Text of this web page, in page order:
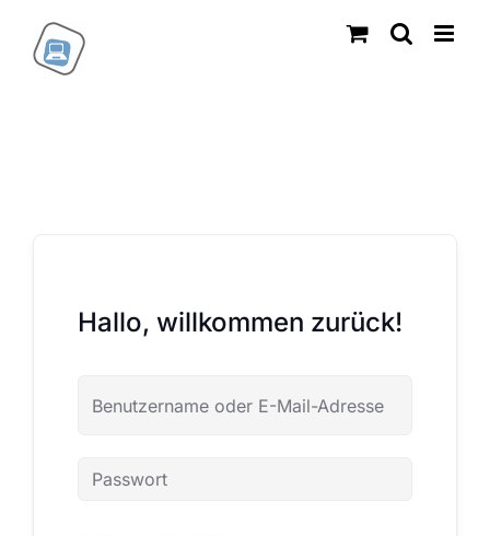
Inhalt
springen
Hallo, willkommen zurück!